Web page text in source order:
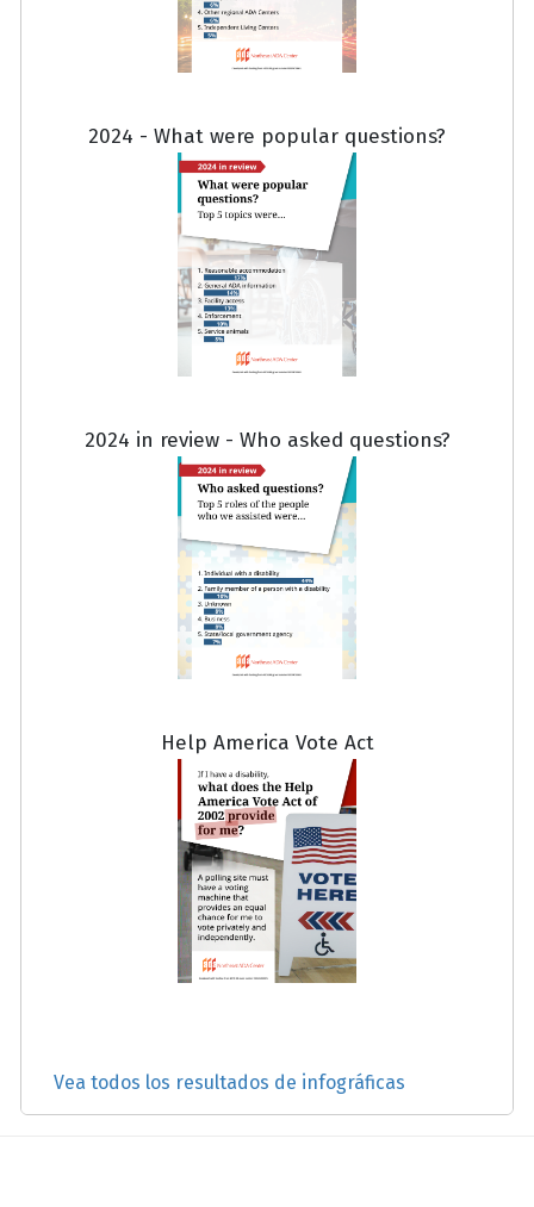
2024 - What were popular questions?
2024 in review - Who asked questions?
Help America Vote Act
Vea todos los resultados de infográficas